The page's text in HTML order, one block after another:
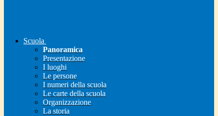
Scuola
Panoramica
Presentazione
I luoghi
Le persone
I numeri della scuola
Le carte della scuola
Organizzazione
La storia